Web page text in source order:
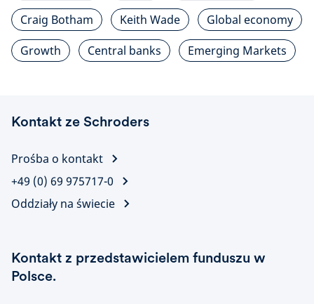
Craig Botham
Keith Wade
Global economy
Growth
Central banks Emerging Markets
Kontakt ze Schroders
Prośba o kontakt
+49 (0) 69 975717-0
Oddziały na świecie
Kontakt z przedstawicielem funduszu w
Polsce.